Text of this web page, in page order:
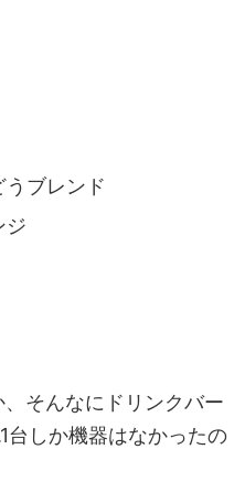
うブレンド
ジ
そんなにドリンクバー
台しか機器はなかったの